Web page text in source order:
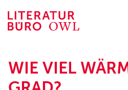
Inhalt
springen
Terminübersicht
WIE VIEL